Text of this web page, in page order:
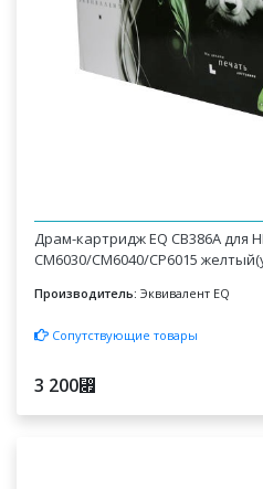
Драм-картридж EQ CB386A для
CM6030/CM6040/CP6015
Производитель: Эквивалент EQ
Сопутствующие товары
3 200⃏